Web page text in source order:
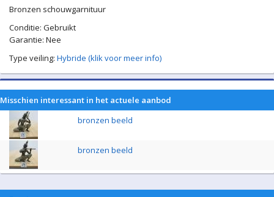
Bronzen schouwgarnituur
Conditie: Gebruikt
Garantie: Nee
Type veiling: Hybride (klik voor meer info)
Misschien interessant in het actuele aanbod
bronzen beeld
bronzen beeld